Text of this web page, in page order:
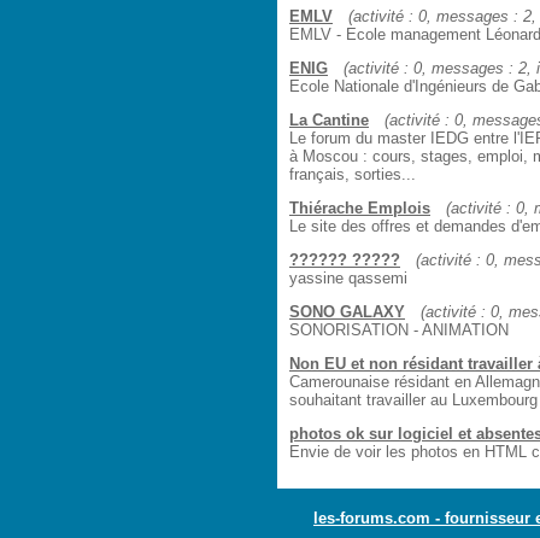
EMLV
(activité : 0, messages :
EMLV - Ecole management
ENIG
(activité : 0, messages : 2,
Ecole Nationale d'Ingénieurs de
La Cantine
(activité : 0,
Le forum du master IEDG entre
à Moscou : cours, stages, emploi,
français, sorties...
Thiérache Emplois
(activité : 0,
Le site des offres et demandes
?????? ?????
(activité : 0,
yassine qassemi
SONO GALAXY
(activité : 0,
SONORISATION - ANIMATION
Non EU et non résidant travailler
Camerounaise résidant en
souhaitant travailler au Luxembourg
photos ok sur logiciel et
Envie de voir les photos en HTML
les-forums.com -